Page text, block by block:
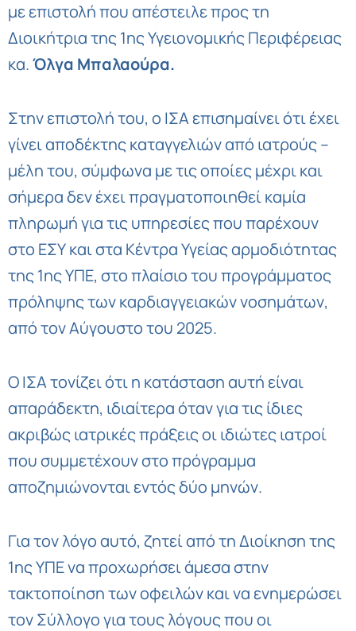
με επιστολή που απέστειλε προς τη
Διοικήτρια της 1ης Υγειονομικής Περιφέρειας
κα.Όλγα Μπαλαούρα.
Στην επιστολή του, ο ΙΣΑ επισημαίνει ότι έχει
γίνει αποδέκτης καταγγελιών από ιατρούς –
μέλη του, σύμφωνα με τις οποίες μέχρι και
σήμερα δεν έχει πραγματοποιηθεί καμία
πληρωμή για τις υπηρεσίες που παρέχουν
στο ΕΣΥ και στα Κέντρα Υγείας αρμοδιότητας
της 1ης ΥΠΕ, στο πλαίσιο του προγράμματος
πρόληψης των καρδιαγγειακών νοσημάτων,
από τον Αύγουστο του 2025.
Ο ΙΣΑ τονίζει ότι η κατάσταση αυτή είναι
απαράδεκτη, ιδιαίτερα όταν για τις ίδιες
ακριβώς ιατρικές πράξεις οι ιδιώτες ιατροί
που συμμετέχουν στο πρόγραμμα
αποζημιώνονται εντός δύο μηνών.
Για τον λόγο αυτό, ζητεί από τη Διοίκηση της
1ης ΥΠΕ να προχωρήσει άμεσα στην
τακτοποίηση των οφειλών και να ενημερώσει
τον Σύλλογο για τους λόγους που οι